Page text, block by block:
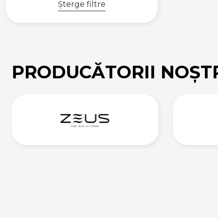
Șterge filtre
PRODUCĂTORII